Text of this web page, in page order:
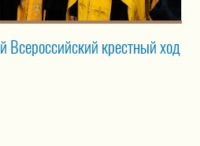
крестный ход